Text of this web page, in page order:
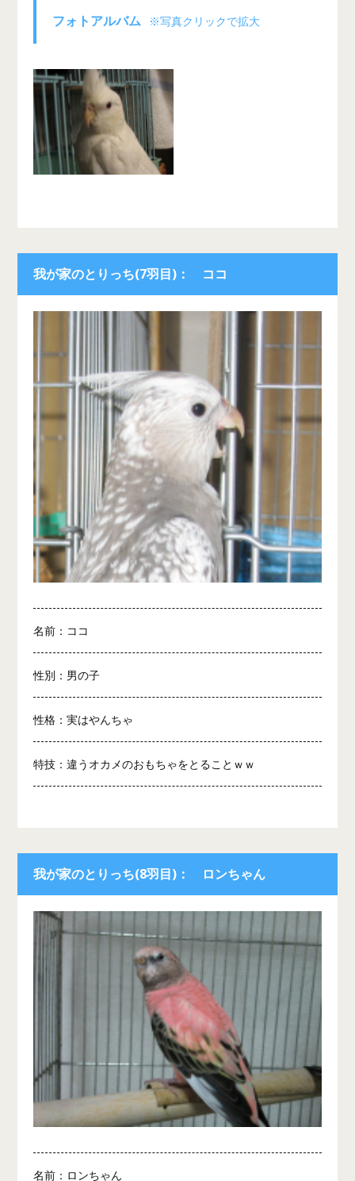
フォトアルバム ※写真クリックで拡大
我が家のとりっち(7羽目)： ココ
名前：ココ
性別：男の子
性格：実はやんちゃ
特技：違うオカメのおもちゃをとることｗｗ
我が家のとりっち(8羽目)： ロンちゃん
名前：ロンちゃん